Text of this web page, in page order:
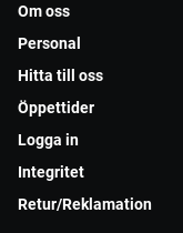
Om oss
Personal
Hitta till oss
Öppettider
Logga in
Integritet
Retur/Reklamation